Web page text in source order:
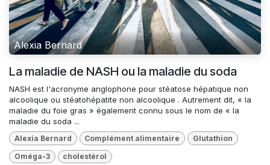
Alexia Bernard
La maladie de NASH ou la maladie du soda
NASH est l'acronyme anglophone pour stéatose hépatique non
alcoolique ou stéatohépatite non alcoolique . Autrement dit, « la
maladie du foie gras » également connu sous le nom de « la
maladie du soda ...
Alexia Bernard Complément alimentaire Glutathion
Oméga-3 cholestérol